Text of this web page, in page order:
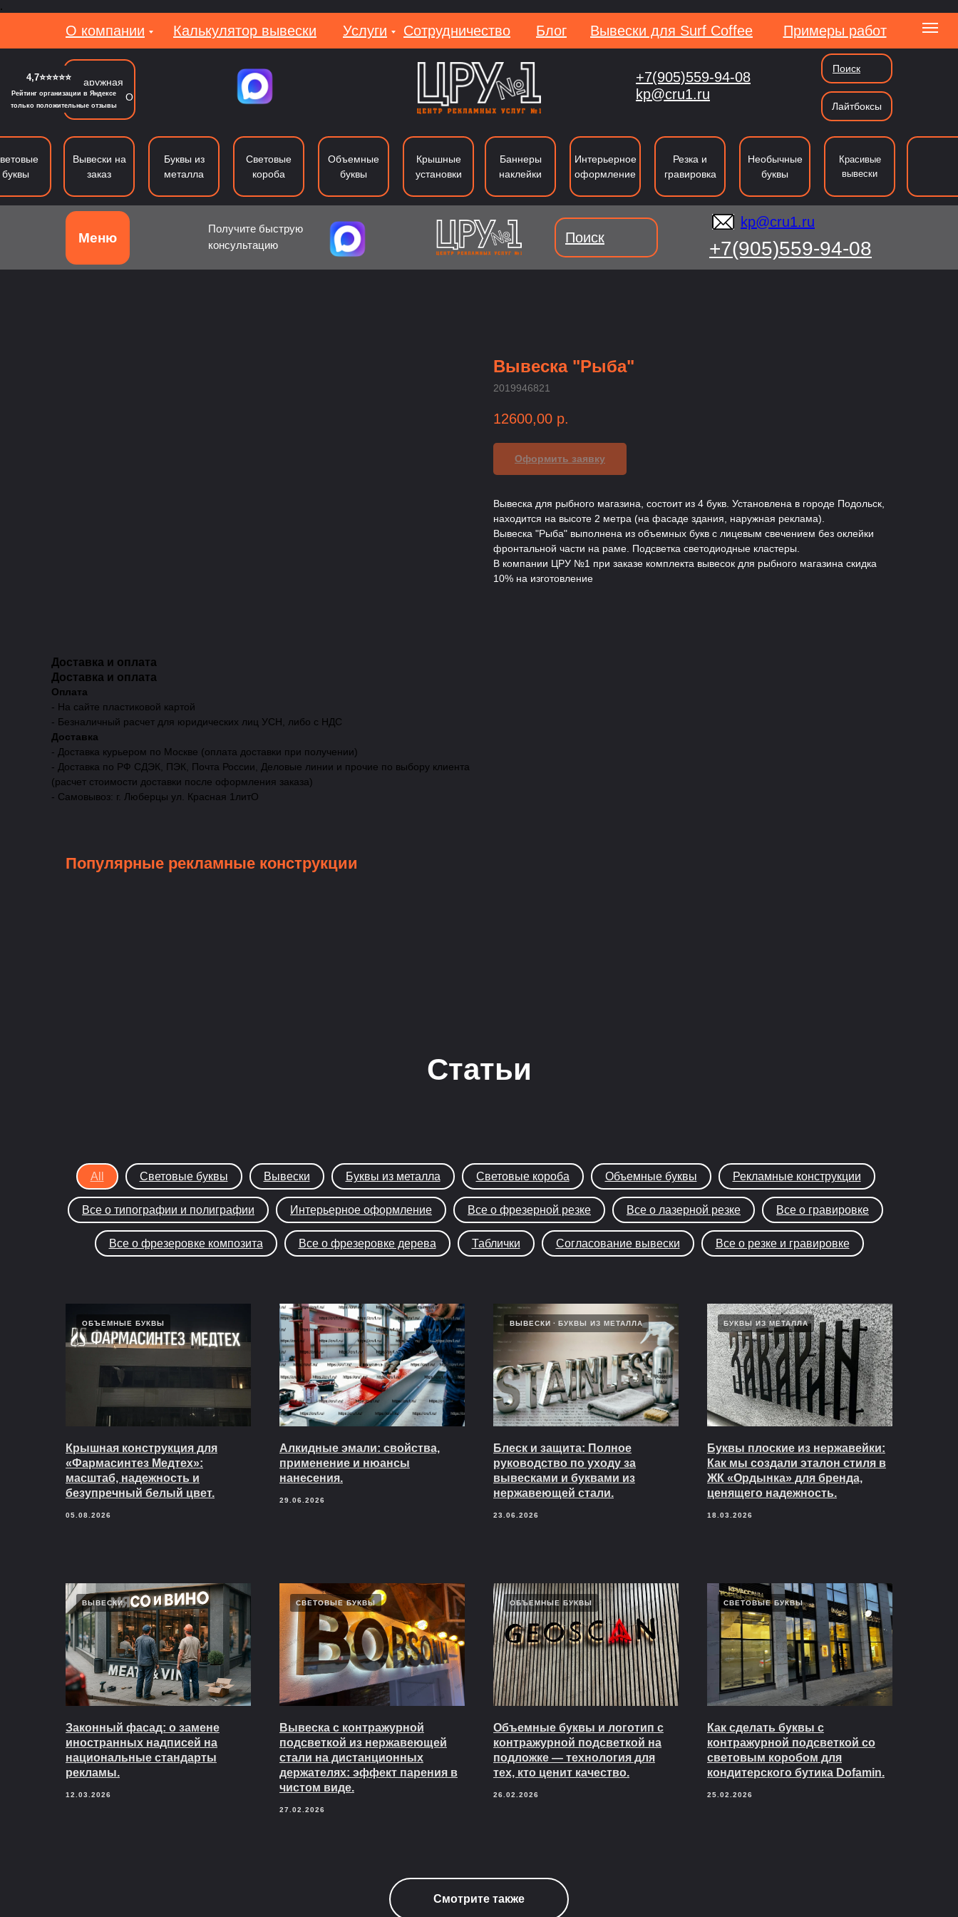
.
О компании Услуги Сотрудничество Вывески для Surf Coffee
Блог Примеры работ
Калькулятор вывески
Вакансии
kp@cru1.ru
Наружная
реклама в МО
+7(905)559-94-08
Лайтбоксы
Поиск
kp@cru1.ru
Объемные буквы Буквы из металла Лайтбоксы Вывеки Типография Резка Таблички и указатели
буквы
Вывески на
заказ
Буквы из
металла
Световые
короба
Объемные
буквы
Крышные
установки
Баннеры
наклейки
Интерьерное
оформление
Резка и
гравировка
Необычные
буквы
Красивые
вывески
Получите быструю
консультацию
+7(905)559-94-08
kp@cru1.ru
Поиск
Меню
Вывеска "Рыба"
2019946821
12600,00 р.
Оформить заявку
Вывеска для рыбного магазина, состоит из 4 букв. Установлена в городе Подольск,
находится на высоте 2 метра (на фасаде здания, наружная реклама).
Вывеска "Рыба" выполнена из объемных букв с лицевым свечением без оклейки
фронтальной части на раме. Подсветка светодиодные кластеры.
В компании ЦРУ №1 при заказе комплекта вывесок для рыбного магазина скидка
10% на изготовление
Доставка и оплата
Доставка и оплата
Оплата
- На сайте пластиковой картой
- Безналичный расчет для юридических лиц УСН, либо с НДС
Доставка
- Доставка курьером по Москве (оплата доставки при получении)
- Доставка по РФ СДЭК, ПЭК, Почта России, Деловые линии и прочие по выбору клиента
(расчет стоимости доставки после оформления заказа)
- Самовывоз: г. Люберцы ул. Красная 1литО
Популярные рекламные конструкции
Статьи
All Световые буквы Вывески Буквы из металла Световые короба Объемные буквы Рекламные конструкции
Все о типографии и полиграфии Интерьерное оформление Все о фрезерной резке Все о лазерной резке Все о гравировке
Все о фрезеровке композита Все о фрезеровке дерева Таблички Согласование вывески Все о резке и гравировке
ОБЪЕМНЫЕ БУКВЫ
Крышная конструкция для
«Фармасинтез Медтех»:
масштаб, надежность и
безупречный белый цвет.
05.08.2026
Алкидные эмали: свойства,
применение и нюансы
нанесения.
29.06.2026
ВЫВЕСКИ БУКВЫ ИЗ МЕТАЛЛА
Блеск и защита: Полное
руководство по уходу за
вывесками и буквами из
нержавеющей стали.
23.06.2026
БУКВЫ ИЗ МЕТАЛЛА
Буквы плоские из нержавейки:
Как мы создали эталон стиля в
ЖК «Ордынка» для бренда,
ценящего надежность.
18.03.2026
ВЫВЕСКИ
Законный фасад: о замене
иностранных надписей на
национальные стандарты
рекламы.
12.03.2026
СВЕТОВЫЕ БУКВЫ
Вывеска с контражурной
подсветкой из нержавеющей
стали на дистанционных
держателях: эффект парения в
чистом виде.
27.02.2026
ОБЪЕМНЫЕ БУКВЫ
Объемные буквы и логотип с
контражурной подсветкой на
подложке — технология для
тех, кто ценит качество.
26.02.2026
СВЕТОВЫЕ БУКВЫ
Как сделать буквы с
контражурной подсветкой со
световым коробом для
кондитерского бутика Dofamin.
25.02.2026
Смотрите также
4,7⭐⭐⭐⭐⭐
Рейтинг организации в Яндексе
только положительные отзывы